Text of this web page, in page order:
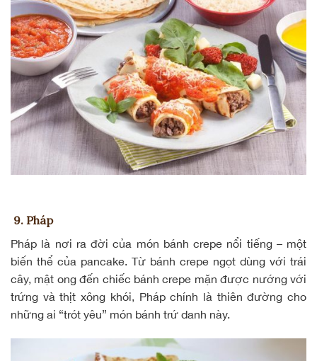
9. Pháp
Pháp là nơi ra đời của món bánh crepe nổi tiếng – một
biến thể của pancake. Từ bánh crepe ngọt dùng với trái
cây, mật ong đến chiếc bánh crepe mặn được nướng với
trứng và thịt xông khói, Pháp chính là thiên đường cho
những ai “trót yêu” món bánh trứ danh này.